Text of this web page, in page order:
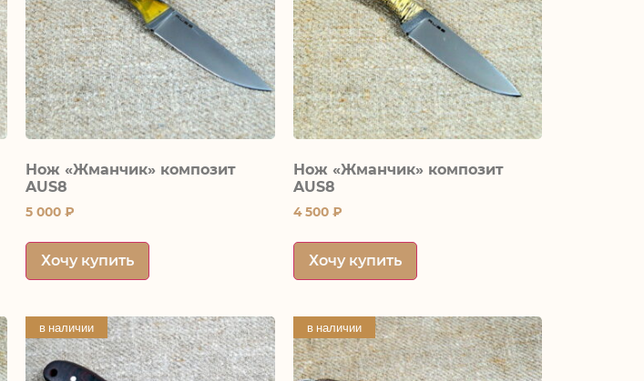
Нож «Жманчик» композит
AUS8
5 000₽
Хочу купить
Нож «Жманчик» композит
AUS8
4 500 ₽
Хочу купить
в наличии в наличии